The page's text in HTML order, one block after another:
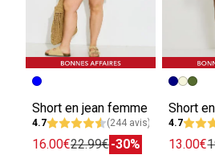
Short en jean femme
4.7 (244 avis)
16.00€22.99€-30%
4.7
13.00€